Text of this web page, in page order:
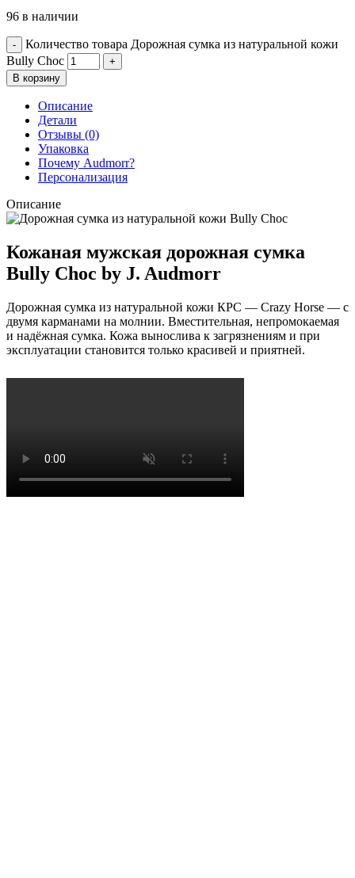
96 в наличии
Количество товара Дорожная сумка из натуральной кожи
Bully Choc
В корзину
Описание
Детали
Отзывы (0)
Упаковка
Почему Audmorr?
Персонализация
Описание
Кожаная мужская дорожная сумка
Bully Choc by J. Audmorr
Дорожная сумка из натуральной кожи КРС — Crazy Horse — с
двумя карманами на молнии. Вместительная, непромокаемая
и надёжная сумка. Кожа вынослива к загрязнениям и при
эксплуатации становится только красивей и приятней.